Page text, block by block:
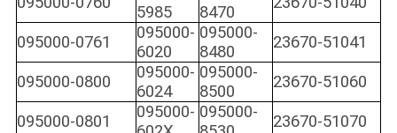
5985
8470
095000-0761
095000-
6020
095000-
8480
23670-51041
095000-0800
095000-
6024
095000-
8500
23670-51060
095000-0801
095000- 095000-
23670-51070